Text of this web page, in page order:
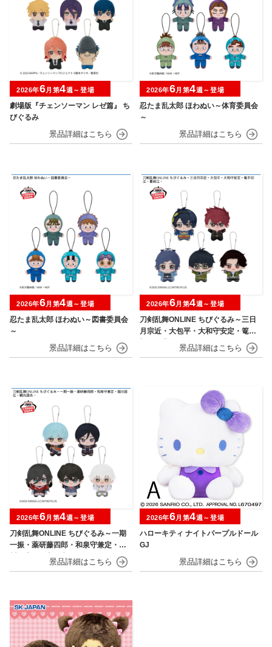
劇場版『チェンソーマン レゼ篇』 ち
びぐるみ
2026年6月第4週～登場
忍たま乱太郎 ほわぬい～体育委員会
～
2026年6月第4週～登場
忍たま乱太郎 ほわぬい～図書委員会
～
2026年6月第4週～登場
刀剣乱舞ONLINE ちびぐるみ～三日
月宗近・大包平・大和守安定・篭手
切江・豊前江～
2026年6月第4週～登場
刀剣乱舞ONLINE ちびぐるみ～一期
一振・薬研藤四郎・和泉守兼定・堀
川国広・鶴丸国永～
2026年6月第4週～登場
ハローキティ ナイトパープルドール
GJ
2026年6月第4週～登場